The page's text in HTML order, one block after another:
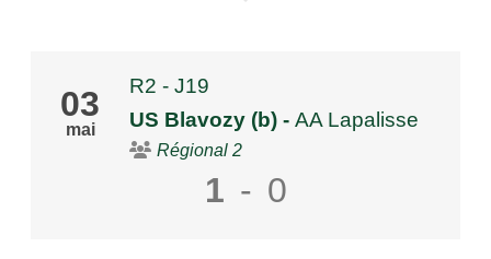
03
mai
R2 - J19
US Blavozy (b) - AA Lapalisse
Régional 2
1 - 0